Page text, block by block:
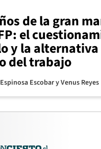
de la gran
el
y la alternativa
del trabajo
EscobaryVenus Reyes